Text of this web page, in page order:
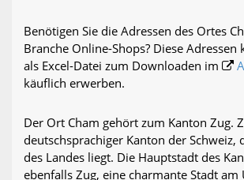
Benötigen Sie die Adressen des Ortes
Branche Online-Shops? Diese Adressen
als Excel-Datei zum Downloaden im
käuflich erwerben.
Der Ort Cham gehört zum Kanton Zug.
deutschsprachiger Kanton der Schweiz,
des Landes liegt. Die Hauptstadt des
ebenfalls Zug, eine charmante Stadt am